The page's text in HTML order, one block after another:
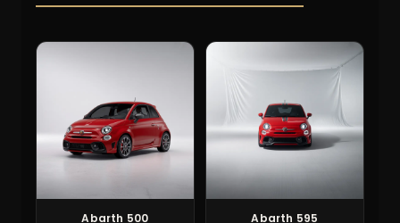
Abarth 500 Abarth 595